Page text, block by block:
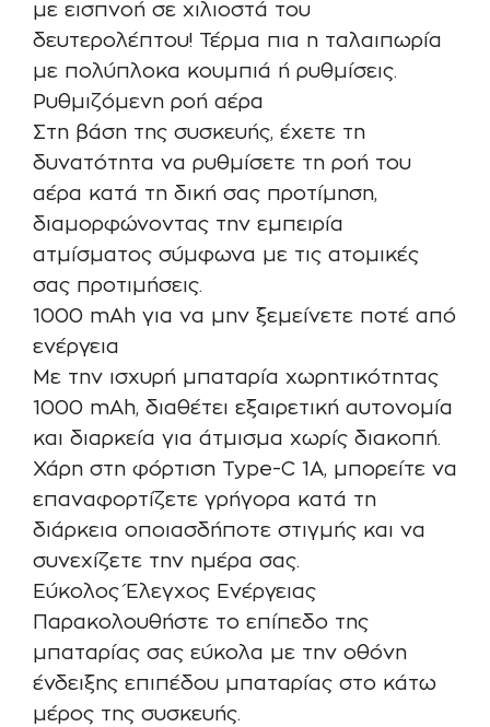
με εισπνοή σε χιλιοστά του
δευτερολέπτου! Τέρμα πια η ταλαιπωρία
με πολύπλοκα κουμπιά ή ρυθμίσεις.
Ρυθμιζόμενη ροή αέρα
Στη βάση της συσκευής, έχετε τη
δυνατότητα να ρυθμίσετε τη ροή του
αέρα κατά τη δική σας προτίμηση,
διαμορφώνοντας την εμπειρία
ατμίσματος σύμφωνα με τις ατομικές
σας προτιμήσεις.
1000 mAh για να μην ξεμείνετε ποτέ από
ενέργεια
Με την ισχυρή μπαταρία χωρητικότητας
1000 mAh, διαθέτει εξαιρετική αυτονομία
και διαρκεία για άτμισμα χωρίς διακοπή.
Χάρη στη φόρτιση Type-C 1A, μπορείτε να
επαναφορτίζετε γρήγορα κατά τη
διάρκεια οποιασδήποτε στιγμής και να
συνεχίζετε την ημέρα σας.
Εύκολος Έλεγχος Ενέργειας
Παρακολουθήστε το επίπεδο της
μπαταρίας σας εύκολα με την οθόνη
ένδειξης επιπέδου μπαταρίας στο κάτω
μέρος της συσκευής.